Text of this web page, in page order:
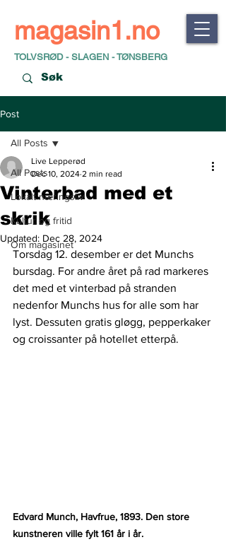
magasin1.no
TOLVSRØD - SLAGEN - TØNSBERG
Post
All Posts
Lokalt næringsliv
Kultur og fritid
Om magasinet
All Posts
Vinterbad med et
skrik
Live Lepperød
Dec 10, 2024 2 min read
Updated: Dec 28, 2024
Torsdag 12. desember er det Munchs
bursdag. For andre året på rad markeres
det med et vinterbad på stranden
nedenfor Munchs hus for alle som har
lyst. Dessuten gratis gløgg, pepperkaker
og croissanter på hotellet etterpå.
Edvard Munch, Havfrue, 1893. Den store
kunstneren ville fylt 161 år i år.